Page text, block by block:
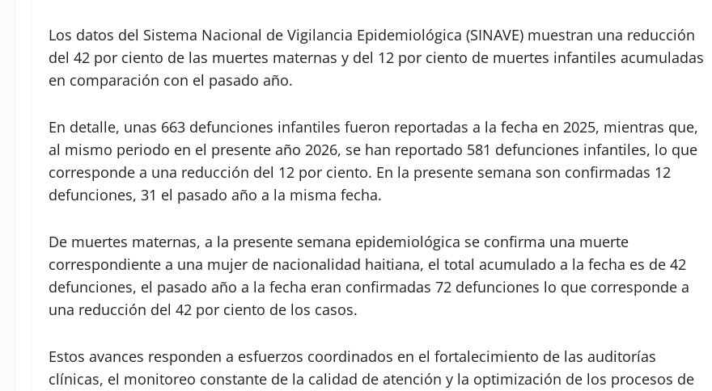
Los datos del Sistema Nacional de Vigilancia Epidemiológica (SINAVE) muestran una reducción
del 42 por ciento de las muertes maternas y del 12 por ciento de muertes infantiles acumuladas
en comparación con el pasado año.
En detalle, unas 663 defunciones infantiles fueron reportadas a la fecha en 2025, mientras que,
al mismo periodo en el presente año 2026, se han reportado 581 defunciones infantiles, lo que
corresponde a una reducción del 12 por ciento. En la presente semana son confirmadas 12
defunciones, 31 el pasado año a la misma fecha.
De muertes maternas, a la presente semana epidemiológica se confirma una muerte
correspondiente a una mujer de nacionalidad haitiana, el total acumulado a la fecha es de 42
defunciones, el pasado año a la fecha eran confirmadas 72 defunciones lo que corresponde a
una reducción del 42 por ciento de los casos.
Estos avances responden a esfuerzos coordinados en el fortalecimiento de las auditorías
clínicas, el monitoreo constante de la calidad de atención y la optimización de los procesos de